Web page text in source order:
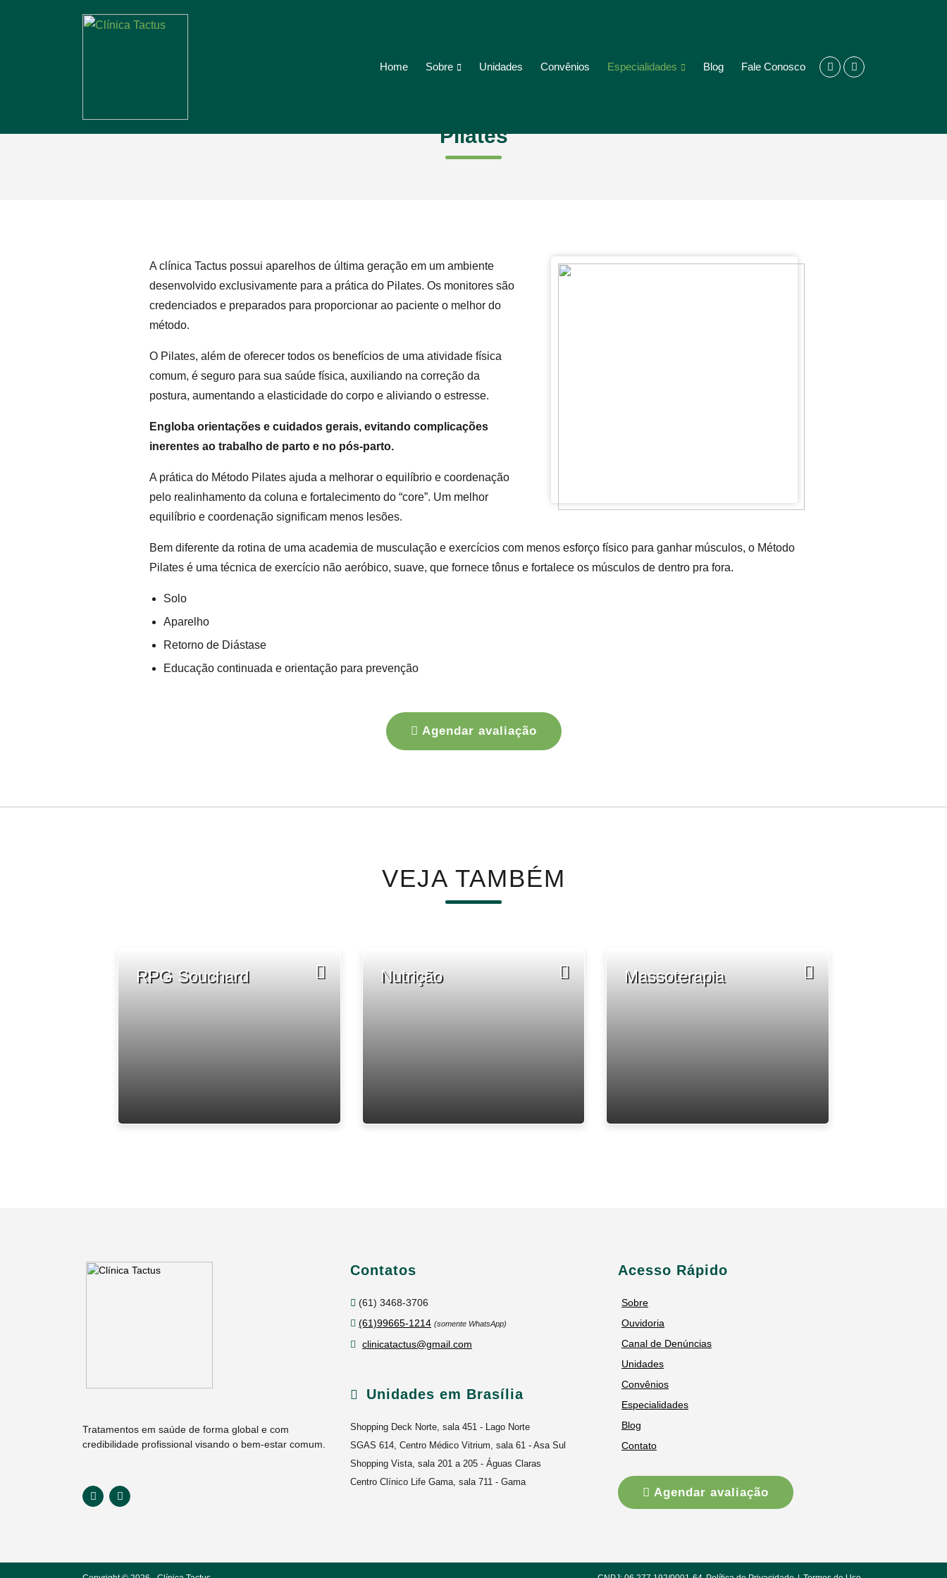
Home Sobre Unidades Convênios Especialidades Blog Fale Conosco
Pilates
A clínica Tactus possui aparelhos de última geração em um ambiente
desenvolvido exclusivamente para a prática do Pilates. Os monitores são
credenciados e preparados para proporcionar ao paciente o melhor do
método.
O Pilates, além de oferecer todos os benefícios de uma atividade física
comum, é seguro para sua saúde física, auxiliando na correção da
postura, aumentando a elasticidade do corpo e aliviando o estresse.
Engloba orientações e cuidados gerais, evitando complicações
inerentes ao trabalho de parto e no pós-parto.
A prática do Método Pilates ajuda a melhorar o equilíbrio e coordenação
pelo realinhamento da coluna e fortalecimento do “core”. Um melhor
equilíbrio e coordenação significam menos lesões.
Bem diferente da rotina de uma academia de musculação e exercícios com menos esforço físico para ganhar músculos, o Método
Pilates é uma técnica de exercício não aeróbico, suave, que fornece tônus e fortalece os músculos de dentro pra fora.
Solo
Aparelho
Retorno de Diástase
Educação continuada e orientação para prevenção
Agendar avaliação
VEJA TAMBÉM
RPG Souchard Nutrição Massoterapia
Tratamentos em saúde de forma global e com
credibilidade profissional visando o bem-estar comum.
Contatos
(61) 3468-3706
(61)99665-1214 (somente WhatsApp)
clinicatactus@gmail.com
Unidades em Brasília
Shopping Deck Norte, sala 451 - Lago Norte
SGAS 614, Centro Médico Vitrium, sala 61 - Asa Sul
Shopping Vista, sala 201 a 205 - Águas Claras
Centro Clínico Life Gama, sala 711 - Gama
Acesso Rápido
Sobre
Ouvidoria
Canal de Denúncias
Unidades
Convênios
Especialidades
Blog
Contato
Agendar avaliação